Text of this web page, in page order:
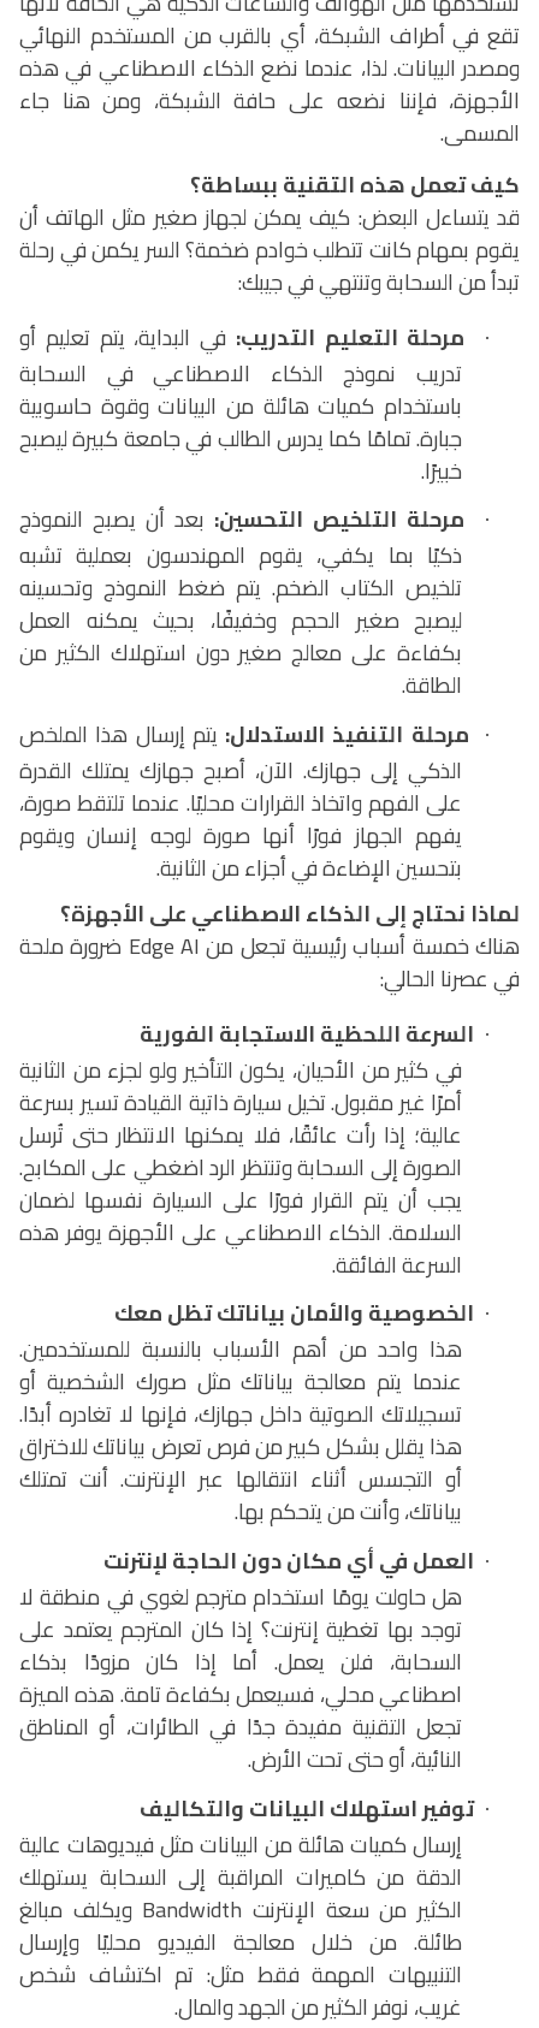
تقع في أطراف الشبكة، أي بالقرب من المستخدم النهائي
ومصدر البيانات. لذا، عندما نضع الذكاء الاصطناعي في هذه
الأجهزة، فإننا نضعه على حافة الشبكة، ومن هنا جاء
المسمى.
كيف تعمل هذه التقنية ببساطة؟
قد يتساءل البعض: كيف يمكن لجهاز صغير مثل الهاتف أن
يقوم بمهام كانت تتطلب خوادم ضخمة؟ السر يكمن في رحلة
تبدأ من السحابة وتنتهي في جيبك:
· مرحلة التعليم التدريب: في البداية، يتم تعليم أو
تدريب نموذج الذكاء الاصطناعي في السحابة
باستخدام كميات هائلة من البيانات وقوة حاسوبية
جبارة. تمامًا كما يدرس الطالب في جامعة كبيرة ليصبح
خبيرًا.
· مرحلة التلخيص التحسين: بعد أن يصبح النموذج
ذكيًا بما يكفي، يقوم المهندسون بعملية تشبه
تلخيص الكتاب الضخم. يتم ضغط النموذج وتحسينه
ليصبح صغير الحجم وخفيفًا، بحيث يمكنه العمل
بكفاءة على معالج صغير دون استهلاك الكثير من
الطاقة.
· مرحلة التنفيذ الاستدلال: يتم إرسال هذا الملخص
الذكي إلى جهازك. الآن، أصبح جهازك يمتلك القدرة
على الفهم واتخاذ القرارات محليًا. عندما تلتقط صورة،
يفهم الجهاز فورًا أنها صورة لوجه إنسان ويقوم
بتحسين الإضاءة في أجزاء من الثانية.
لماذا نحتاج إلى الذكاء الاصطناعي على الأجهزة؟
هناك خمسة أسباب رئيسية تجعل منEdge AI ضرورة ملحة
في عصرنا الحالي:
· السرعة اللحظية الاستجابة الفورية
في كثير من الأحيان، يكون التأخير ولو لجزء من الثانية
أمرًا غير مقبول. تخيل سيارة ذاتية القيادة تسير بسرعة
عالية؛ إذا رأت عائقًا، فلا يمكنها الانتظار حتى تُرسل
الصورة إلى السحابة وتنتظر الرد اضغطي على المكابح.
يجب أن يتم القرار فورًا على السيارة نفسها لضمان
السلامة. الذكاء الاصطناعي على الأجهزة يوفر هذه
السرعة الفائقة.
· الخصوصية والأمان بياناتك تظل معك
هذا واحد من أهم الأسباب بالنسبة للمستخدمين.
عندما يتم معالجة بياناتك مثل صورك الشخصية أو
تسجيلاتك الصوتية داخل جهازك، فإنها لا تغادره أبدًا.
هذا يقلل بشكل كبير من فرص تعرض بياناتك للاختراق
أو التجسس أثناء انتقالها عبر الإنترنت. أنت تمتلك
بياناتك، وأنت من يتحكم بها.
· العمل في أي مكان دون الحاجة لإنترنت
هل حاولت يومًا استخدام مترجم لغوي في منطقة لا
توجد بها تغطية إنترنت؟ إذا كان المترجم يعتمد على
السحابة، فلن يعمل. أما إذا كان مزودًا بذكاء
اصطناعي محلي، فسيعمل بكفاءة تامة. هذه الميزة
تجعل التقنية مفيدة جدًا في الطائرات، أو المناطق
النائية، أو حتى تحت الأرض.
· توفير استهلاك البيانات والتكاليف
إرسال كميات هائلة من البيانات مثل فيديوهات عالية
الدقة من كاميرات المراقبة إلى السحابة يستهلك
الكثير من سعة الإنترنت Bandwidth ويكلف مبالغ
طائلة. من خلال معالجة الفيديو محليًا وإرسال
التنبيهات المهمة فقط مثل: تم اكتشاف شخص
غريب، نوفر الكثير من الجهد والمال.